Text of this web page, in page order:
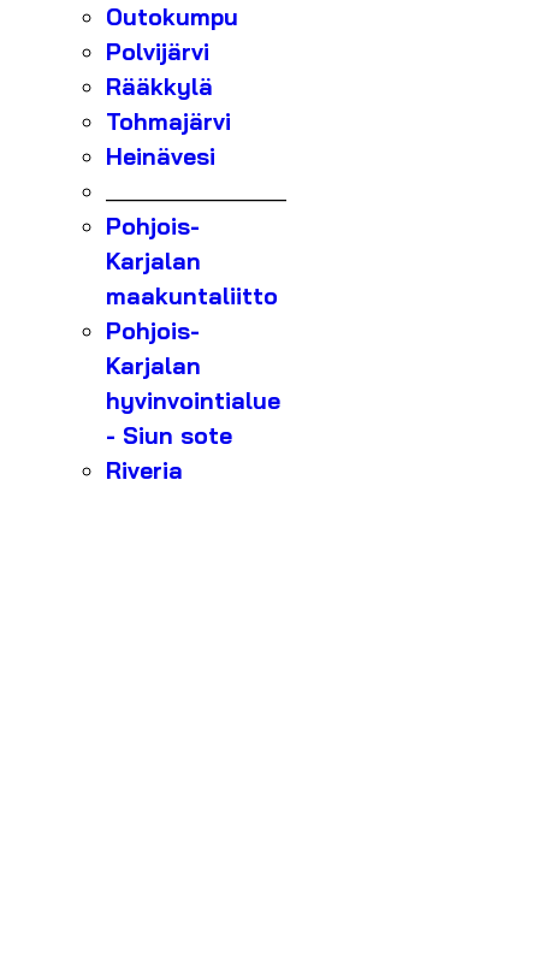
Outokumpu
Polvijärvi
Rääkkylä
Tohmajärvi
Heinävesi
Pohjois-
Karjalan
maakuntaliitto
Pohjois-
Karjalan
hyvinvointialue
- Siun sote
Riveria